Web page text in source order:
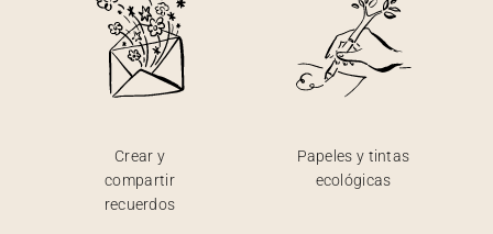
Crear y
compartir
recuerdos
Papeles y tintas
ecológicas